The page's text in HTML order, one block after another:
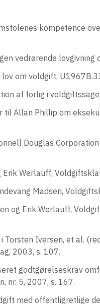
kompetence
vedrørende lovgivning
om voldgift,
af forlig i
til Allan Phillip om
Douglas
Erik Werlauff,
Madsen,
og Erik Werlauff,
Torsten Iversen, et al.
2003, s. 107.
godtgørelseskrav
nr. 5, 2007, s. 167.
med offentligretlige